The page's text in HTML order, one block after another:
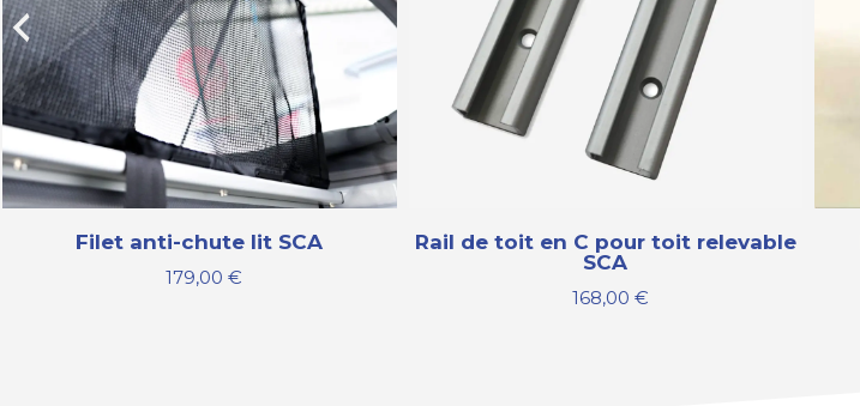
Filet anti-chute lit SCA
179,00€
Rail de toit en C pour toit relevable
SCA
168,00 €